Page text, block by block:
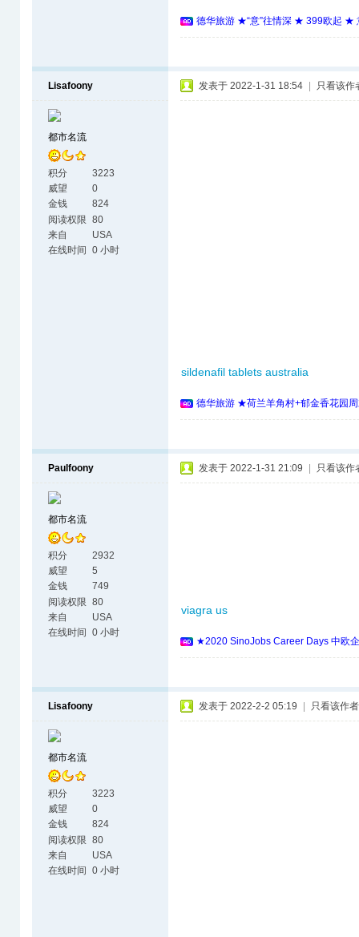
德华旅游 ★“意”往情深 ★ 399欧起 ★
Lisafoony
都市名流
积分
3223
威望
0
金钱
824
阅读权限 80
来自
USA
在线时间
0 小时
发表于 2022-1-31 18:54 只看该作
sildenafil tablets australia
德华旅游 ★荷兰羊角村+郁金香花园
Paulfoony
都市名流
积分
2932
威望
5
金钱
749
阅读权限 80
来自
USA
在线时间
0 小时
发表于 2022-1-31 21:09 只看该作
viagra us
★2020 SinoJobs Career Days 中欧
Lisafoony
都市名流
积分
3223
威望
0
金钱
824
阅读权限 80
来自
USA
在线时间
0 小时
发表于 2022-2-2 05:19 只看该作者